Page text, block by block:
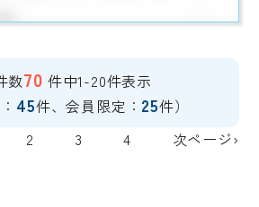
数70 件中1-20件表示
45件、会員限定： 25件）
2 3 4 次ページ›